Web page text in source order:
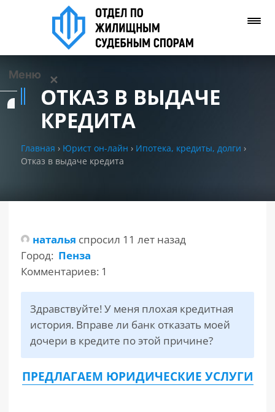
Меню ✕
О нас
Позвонить нам
РАЗДЕЛЫ
САЙТА
ОТКАЗ В ВЫДАЧЕ
КРЕДИТА
Главная › Юрист он-лайн › Ипотека, кредиты, долги ›
Отказ в выдаче кредита
наталья спросил 11 лет назад
Город: Пенза
Комментариев: 1
Здравствуйте! У меня плохая кредитная
история. Вправе ли банк отказать моей
дочери в кредите по этой причине?
ПРЕДЛАГАЕМ ЮРИДИЧЕСКИЕ УСЛУГИ